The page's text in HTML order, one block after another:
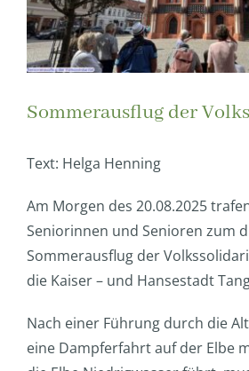
Sommerausflug der
Text: Helga Henning
Am Morgen des 20.08.2025
Seniorinnen und Senioren zum
Sommerausflug der
die Kaiser – und Hansestadt
Nach einer Führung durch die
eine Dampferfahrt auf der Elbe